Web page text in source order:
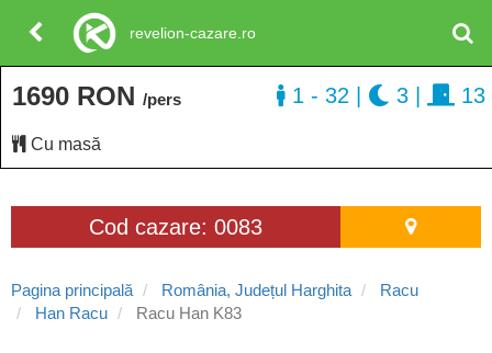
Cod cazare: 0083
Pagina principală România, Județul Harghita
Racu
Han Racu
Racu Han K83
1690 RON /pers
Cu masă
1 - 32 3 13
revelion-cazare.ro